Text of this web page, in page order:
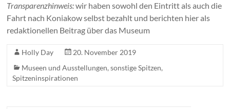
Transparenzhinweis:wir haben sowohl den Eintritt als auch die
Fahrt nach Koniakow selbst bezahlt und berichten hier als
redaktionellen Beitrag über das Museum
Holly Day
20. November 2019
Museen und Ausstellungen,sonstige Spitzen,
Spitzeninspirationen